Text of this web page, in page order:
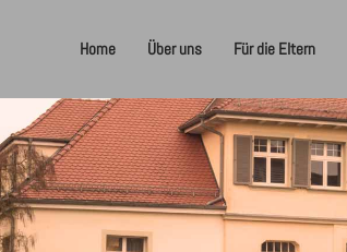
Home Über uns Für die Eltern